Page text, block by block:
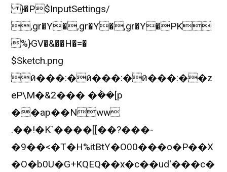
}�P$InputSettings/
,gr�Y�,gr�Y�,gr�Y�PK
%}GV�&��H�=�
$Sketch.png
ӣ���:�ӣ���:�ӣ���:��z
eP\M�&2��� �݃��[p
��ap��Nww
.��!�K`����[[��?���-
�9��<�T�H%itBtY�O00���o�P��X
�O�b0U�G+KQEQ��x�c��ud'���c�